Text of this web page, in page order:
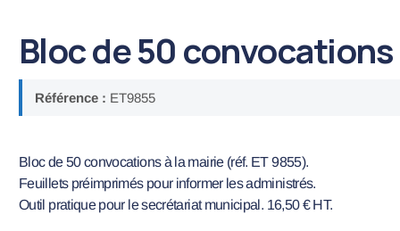
Bloc de 50 convocations
Référence : ET9855
Bloc de 50 convocations à la mairie (réf. ET 9855).
Feuillets préimprimés pour informer les administrés.
Outil pratique pour le secrétariat municipal. 16,50 € HT.